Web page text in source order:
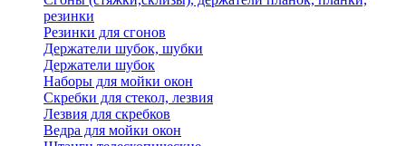
резинки
Резинки для сгонов
Держатели шубок, шубки
Держатели шубок
Наборы для мойки окон
Скребки для стекол, лезвия
Лезвия для скребков
Ведра для мойки окон